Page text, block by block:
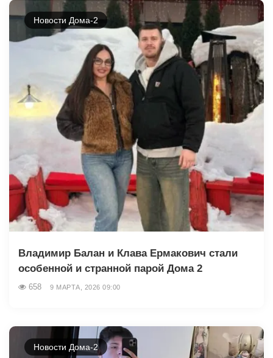
Новости Дома-2
Владимир Балан и Клава Ермакович стали
особенной и странной парой Дома 2
658 9 МАРТА, 2026 09:00
Новости Дома-2